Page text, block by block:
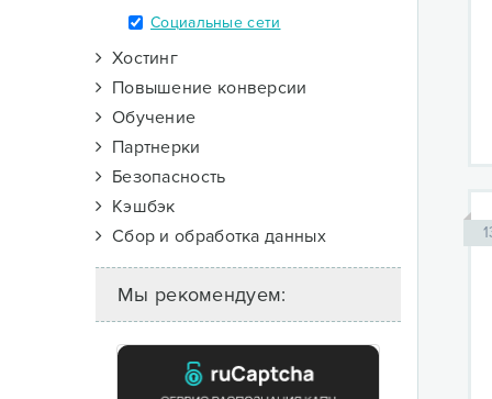
Социальные сети
Хостинг
Повышение конверсии
Обучение
Партнерки
Безопасность
Кэшбэк
Сбор и обработка данных
Мы рекомендуем: